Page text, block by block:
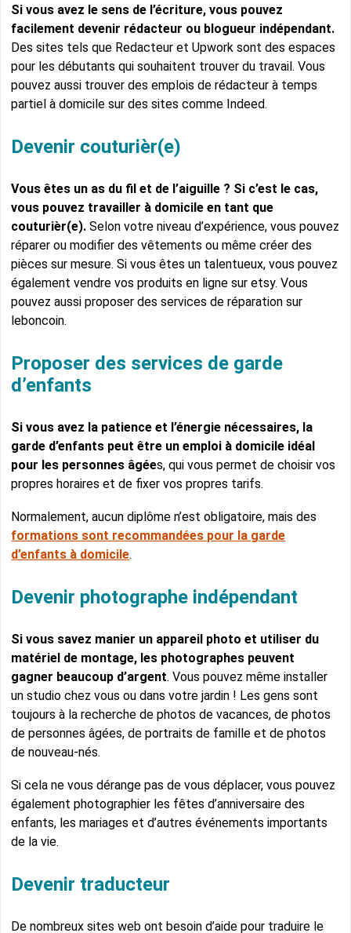
Si vous avez le sens de l’écriture, vous pouvez
facilement devenir rédacteur ou blogueur indépendant.
Des sites tels que Redacteur et Upwork sont des espaces
pour les débutants qui souhaitent trouver du travail. Vous
pouvez aussi trouver des emplois de rédacteur à temps
partiel à domicile sur des sites comme Indeed.
Devenir couturièr(e)
Vous êtes un as du fil et de l’aiguille ? Si c’est le cas,
vous pouvez travailler à domicile en tant que
couturièr(e). Selon votre niveau d’expérience, vous pouvez
réparer ou modifier des vêtements ou même créer des
pièces sur mesure. Si vous êtes un talentueux, vous pouvez
également vendre vos produits en ligne sur etsy. Vous
pouvez aussi proposer des services de réparation sur
leboncoin.
Proposer des services de garde
d’enfants
Si vous avez la patience et l’énergie nécessaires, la
garde d’enfants peut être un emploi à domicile idéal
pour les personnes âgées, qui vous permet de choisir vos
propres horaires et de fixer vos propres tarifs.
Normalement, aucun diplôme n’est obligatoire, mais des
formations sont recommandées pour la garde
d’enfants à domicile.
Devenir photographe indépendant
Si vous savez manier un appareil photo et utiliser du
matériel de montage, les photographes peuvent
gagner beaucoup d’argent. Vous pouvez même installer
un studio chez vous ou dans votre jardin ! Les gens sont
toujours à la recherche de photos de vacances, de photos
de personnes âgées, de portraits de famille et de photos
de nouveau-nés.
Si cela ne vous dérange pas de vous déplacer, vous pouvez
également photographier les fêtes d’anniversaire des
enfants, les mariages et d’autres événements importants
de la vie.
Devenir traducteur
De nombreux sites web ont besoin d’aide pour traduire le